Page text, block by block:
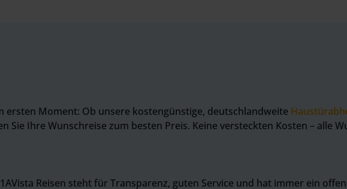
ersten Moment: Ob unsere kostengünstige, deutschlandweite
Sie Ihre Wunschreise zum besten Preis. Keine versteckten Kosten – alle
Reisen steht für Transparenz, guten Service und hat immer ein